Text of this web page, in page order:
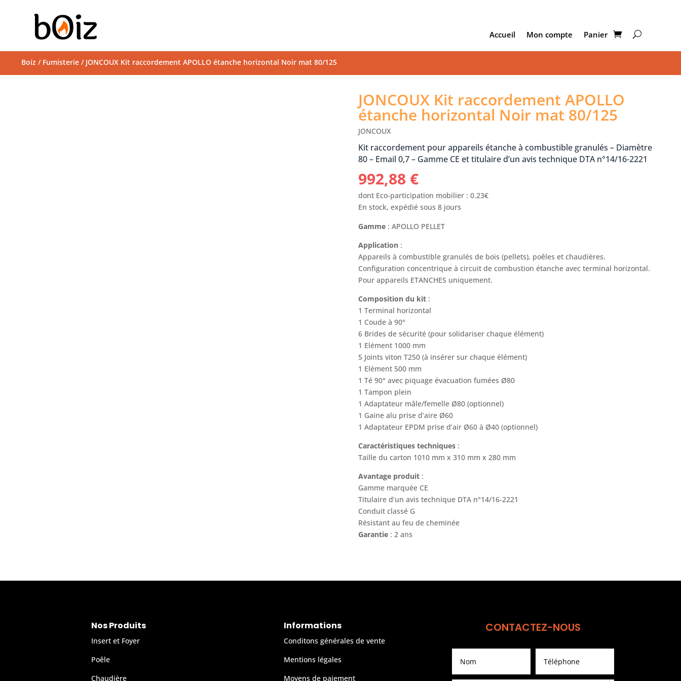
Accueil Mon compte Panier
Boiz / Fumisterie / JONCOUX Kit raccordement APOLLO étanche horizontal Noir mat 80/125
JONCOUX Kit raccordement APOLLO
étanche horizontal Noir mat 80/125
JONCOUX
Kit raccordement pour appareils étanche à combustible granulés – Diamètre
80 – Email 0,7 – Gamme CE et titulaire d’un avis technique DTA n°14/16-2221
992,88 €
dont Eco-participation mobilier : 0.23€
En stock, expédié sous 8 jours
Gamme : APOLLO PELLET
Application :
Appareils à combustible granulés de bois (pellets), poêles et chaudières.
Configuration concentrique à circuit de combustion étanche avec terminal horizontal.
Pour appareils ETANCHES uniquement.
Composition du kit :
1 Terminal horizontal
1 Coude à 90°
6 Brides de sécurité (pour solidariser chaque élément)
1 Elément 1000 mm
5 Joints viton T250 (à insérer sur chaque élément)
1 Elément 500 mm
1 Té 90° avec piquage évacuation fumées Ø80
1 Tampon plein
1 Adaptateur mâle/femelle Ø80 (optionnel)
1 Gaine alu prise d’aire Ø60
1 Adaptateur EPDM prise d’air Ø60 à Ø40 (optionnel)
Caractéristiques techniques :
Taille du carton 1010 mm x 310 mm x 280 mm
Avantage produit :
Gamme marquée CE
Titulaire d’un avis technique DTA n°14/16-2221
Conduit classé G
Résistant au feu de cheminée
Garantie : 2 ans
Nos Produits
Insert et Foyer
Poêle
Chaudière
Informations
Conditons générales de vente
Mentions légales
Moyens de paiement
CONTACTEZ-NOUS